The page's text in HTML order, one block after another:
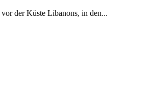
der Küste Libanons, in den...